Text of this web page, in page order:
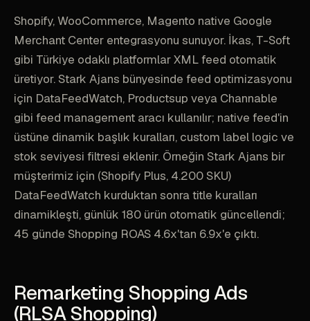
Shopify, WooCommerce, Magento native Google
Merchant Center entegrasyonu sunuyor. İkas, T-Soft
gibi Türkiye odaklı platformlar XML feed otomatik
üretiyor. Stark Ajans bünyesinde feed optimizasyonu
için DataFeedWatch, Productsup veya Channable
gibi feed management aracı kullanılır; native feed'in
üstüne dinamik başlık kuralları, custom label logic ve
stok seviyesi filtresi eklenir. Örneğin Stark Ajans bir
müşterimiz için (Shopify Plus, 4.200 SKU)
DataFeedWatch kurduktan sonra title kuralları
dinamikleşti, günlük 180 ürün otomatik güncellendi;
45 günde Shopping ROAS 4.6x'tan 6.9x'e çıktı.
Remarketing Shopping Ads
(RLSA Shopping)